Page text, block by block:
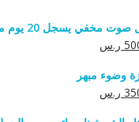
يسجل 20 يوم متواصلة.
ر.س.
ر.سالسعر
هو:
500.00 ر.س.
وضوء مبهر
ر.سالسعر